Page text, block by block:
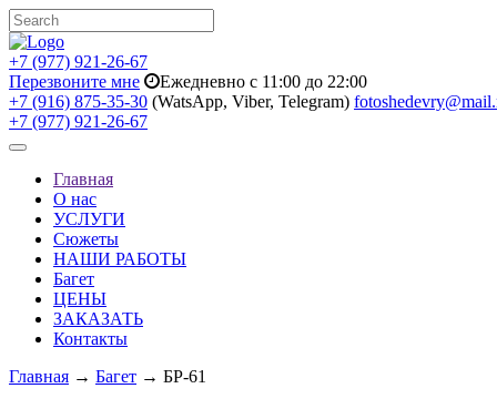
+7 (977) 921-26-67
Перезвоните мне
Ежедневно с 11:00 до 22:00
+7 (916) 875-35-30 (WatsApp, Viber, Telegram)
+7 (977) 921-26-67
Toggle
navigationГлавная
О нас
УСЛУГИ
Сюжеты
НАШИ РАБОТЫ
Багет
ЦЕНЫ
ЗАКАЗАТЬ
Контакты
Главная → Багет → БР-61